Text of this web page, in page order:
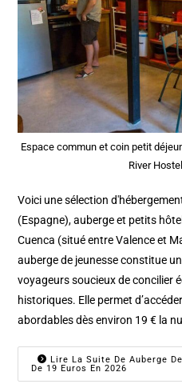
Espace commun et coin petit
River
Voici une sélection
(Espagne), auberge et petits
Cuenca (situé entre Valence et
auberge de jeunesse constitue
voyageurs soucieux de concilier
historiques. Elle permet
abordables dès environ 19 € la
Lire La Suite De Auberge
De 19 Euros En 2026